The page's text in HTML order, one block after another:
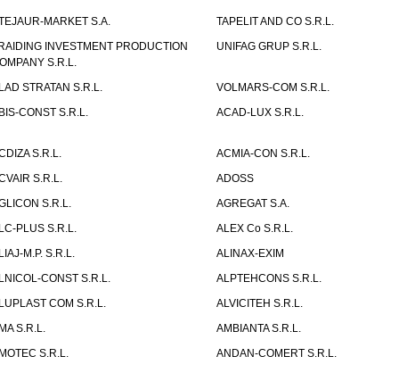
MARKET S.A.
TAPELIT AND CO S.R.L.
INVESTMENT PRODUCTION
S.R.L.
UNIFAG GRUP S.R.L.
STRATAN S.R.L.
VOLMARS-COM S.R.L.
CONST S.R.L.
ACAD-LUX S.R.L.
S.R.L.
ACMIA-CON S.R.L.
S.R.L.
ADOSS
S.R.L.
AGREGAT S.A.
PLUS S.R.L.
ALEX Co S.R.L.
M.P. S.R.L.
ALINAX-EXIM
CONST S.R.L.
ALPTEHCONS S.R.L.
COM S.R.L.
ALVICITEH S.R.L.
S.R.L.
AMBIANTA S.R.L.
S.R.L.
ANDAN-COMERT S.R.L.